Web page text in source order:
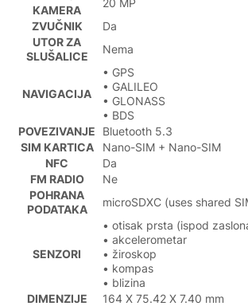
KAMERA
20 MP
ZVUČNIK
Da
UTOR ZA
SLUŠALICE
Nema
NAVIGACIJA
• GPS
• GALILEO
• GLONASS
• BDS
POVEZIVANJE
Bluetooth 5.3
SIM KARTICA
Nano-SIM + Nano-SIM
NFC
Da
FM RADIO
Ne
POHRANA
PODATAKA
microSDXC (uses shared
SENZORI
• otisak prsta (ispod
• akcelerometar
• žiroskop
• kompas
• blizina
DIMENZIJE
164 X 75.42 X 7.40 mm